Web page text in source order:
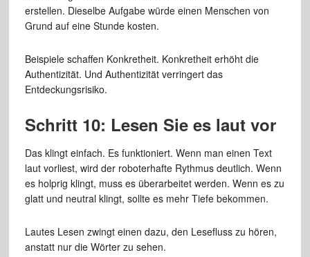
erstellen. Dieselbe Aufgabe würde einen Menschen von
Grund auf eine Stunde kosten.
Beispiele schaffen Konkretheit. Konkretheit erhöht die
Authentizität. Und Authentizität verringert das
Entdeckungsrisiko.
Schritt 10: Lesen Sie es laut vor
Das klingt einfach. Es funktioniert. Wenn man einen Text
laut vorliest, wird der roboterhafte Rythmus deutlich. Wenn
es holprig klingt, muss es überarbeitet werden. Wenn es zu
glatt und neutral klingt, sollte es mehr Tiefe bekommen.
Lautes Lesen zwingt einen dazu, den Lesefluss zu hören,
anstatt nur die Wörter zu sehen.